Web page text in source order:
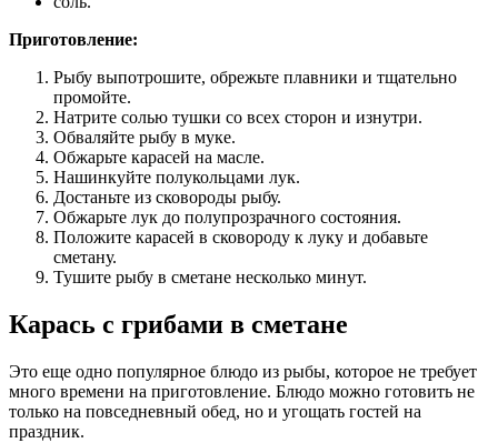
Приготовление:
Рыбу выпотрошите, обрежьте плавники и тщательно
промойте.
Натрите солью тушки со всех сторон и изнутри.
Обваляйте рыбу в муке.
Обжарьте карасей на масле.
Нашинкуйте полукольцами лук.
Достаньте из сковороды рыбу.
Обжарьте лук до полупрозрачного состояния.
Положите карасей в сковороду к луку и добавьте
сметану.
Тушите рыбу в сметане несколько минут.
Карась с грибами в сметане
Это еще одно популярное блюдо из рыбы, которое не требует
много времени на приготовление. Блюдо можно готовить не
только на повседневный обед, но и угощать гостей на
праздник.